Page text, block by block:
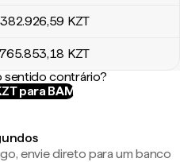
,59 KZT
,18 KZT
sentido contrário?
para BAM
envie direto para um banco